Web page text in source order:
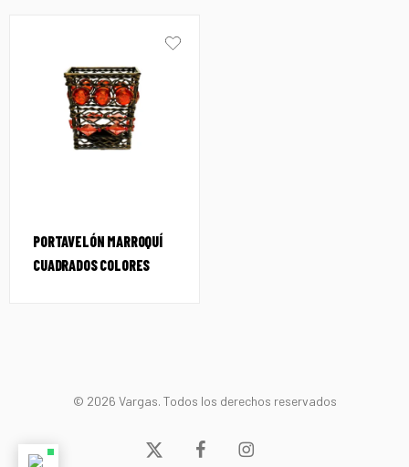
PORTAVELÓN MARROQUÍ
CUADRADOS COLORES
© 2026 Vargas. Todos los derechos reservados
x-
facebookinstagram